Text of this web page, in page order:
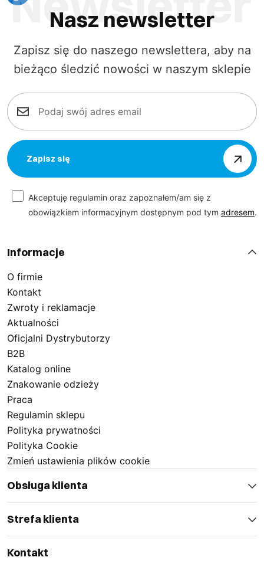
robocze utrzymują wysoki komfort noszenia, co jest
kluczowe, gdy spędzasz długie godziny na nogach.
spodni roboczych ogrodniczek w wielu rozmiarach i
kolorach. Spodnie robocze ogrodniczki to inwestycja w
Twojej garderoby roboczej. Stosunek ceny do jakości
oraz szeroka gama produktów sprawiają, że Sara
Workwear wyróżnia się na rynku. Skorzystaj z naszej
oferty i przekonaj się, jak nasze ogrodniczki robocze
mogą podnieść jakość Twojej pracy dzięki:
licznym, funkcjonalnym kieszeniom,
regulowanym elementom dopasowującym,
różnorodności pod względem materiałów i kolorystyki.
Zaufaj doświadczeniu i jakości Sara Workwear, by
cieszyć się pełnym komfortem każdego dnia.
Bogaty wybór kolorów i rozmiarów
Workwear, zyskujesz możliwość dostosowania ubrań
roboczych ogrodniczki do swoich indywidualnych
potrzeb. Różnorodność dostępnych modeli pozwala na
Nasz newsletter
Zapisz się do naszego newslettera, aby na
bieżąco śledzić nowości w naszym sklepie
Zapisz się
Akceptuję regulamin oraz zapoznałem/am się z
obowiązkiem informacyjnym dostępnym pod tym adresem.
Informacje
O firmie
Kontakt
Zwroty i reklamacje
Aktualności
Oficjalni Dystrybutorzy
B2B
Katalog online
Znakowanie odzieży
Praca
Regulamin sklepu
Polityka prywatności
Polityka Cookie
Zmień ustawienia plików cookie
Obsługa klienta
Strefa klienta
Kontakt